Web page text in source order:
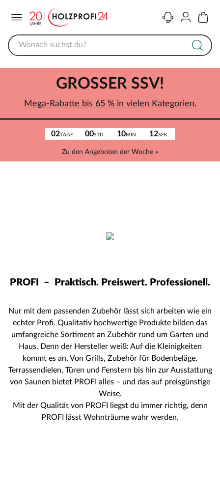
KontaktKonto
02TAGE 00STD. 10MIN. 12SEK.
Zu den Angeboten der Woche »
GROSSER SSV!
Mega-Rabatte bis 65 % in vielen Kategorien.
PROFI – Praktisch. Preiswert. Professionell.
Nur mit dem passenden Zubehör lässt sich arbeiten wie ein
echter Profi. Qualitativ hochwertige Produkte bilden das
umfangreiche Sortiment an Zubehör rund um Garten und
Haus. Denn der Hersteller weiß: Auf die Kleinigkeiten
kommt es an. Von Grills, Zubehör für Bodenbeläge,
Terrassendielen, Türen und Fenstern bis hin zur Ausstattung
von Saunen bietet PROFI alles – und das auf preisgünstige
Weise.
Mit der Qualität von PROFI liegst du immer richtig, denn
PROFI lässt Wohnträume wahr werden.